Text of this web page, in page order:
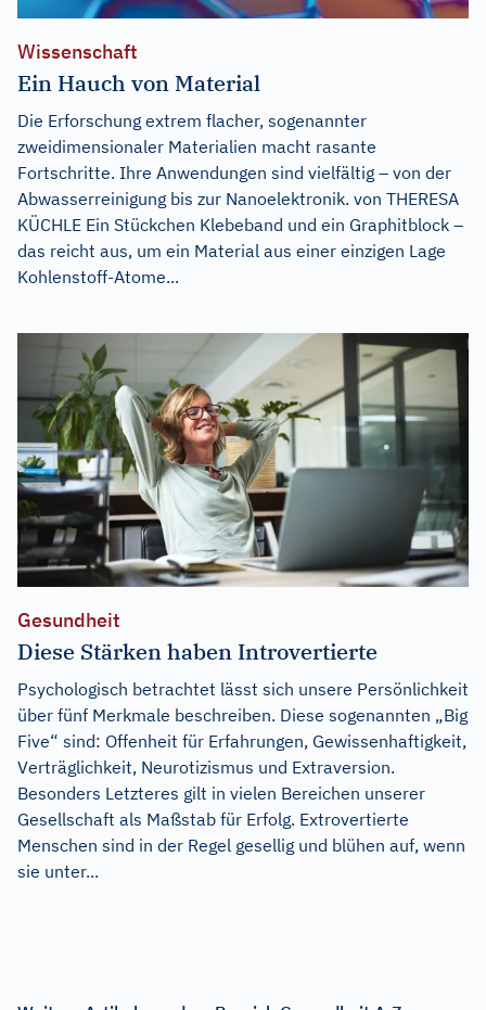
Wissenschaft
Ein Hauch von Material
Die Erforschung extrem flacher, sogenannter
zweidimensionaler Materialien macht rasante
Fortschritte. Ihre Anwendungen sind vielfältig – von der
Abwasserreinigung bis zur Nanoelektronik. von THERESA
KÜCHLE Ein Stückchen Klebeband und ein Graphitblock –
das reicht aus, um ein Material aus einer einzigen Lage
Kohlenstoff-Atome...
Gesundheit
Diese Stärken haben Introvertierte
Psychologisch betrachtet lässt sich unsere Persönlichkeit
über fünf Merkmale beschreiben. Diese sogenannten „Big
Five“ sind: Offenheit für Erfahrungen, Gewissenhaftigkeit,
Verträglichkeit, Neurotizismus und Extraversion.
Besonders Letzteres gilt in vielen Bereichen unserer
Gesellschaft als Maßstab für Erfolg. Extrovertierte
Menschen sind in der Regel gesellig und blühen auf, wenn
sie unter...